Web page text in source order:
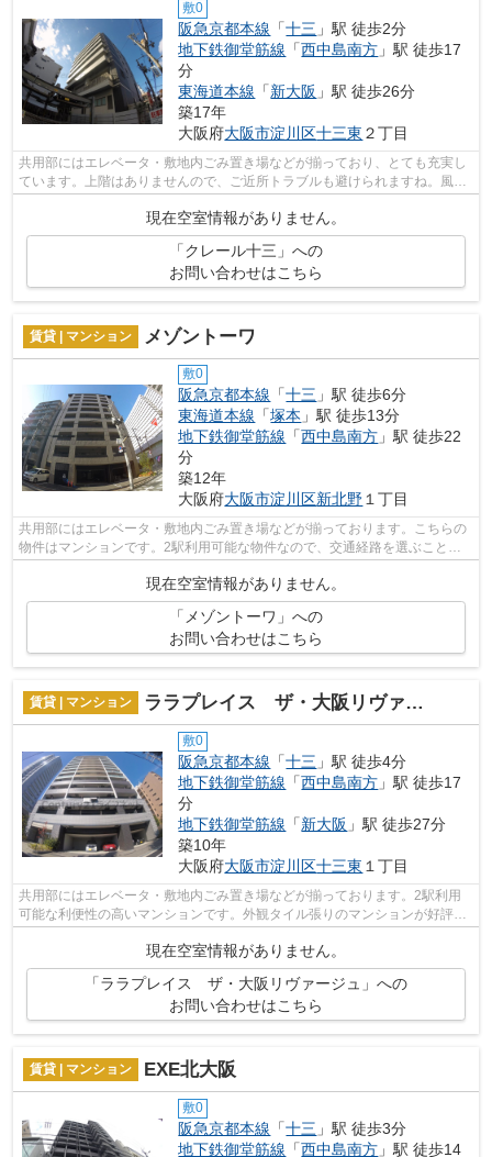
敷0
阪急京都本線 「十三 」駅 徒歩2分
地下鉄御堂筋線 「西中島南方 」駅 徒歩17
分
東海道本線 「新大阪 」駅 徒歩26分
築17年
大阪府大阪市淀川区十三東 ２丁目
共用部にはエレベータ・敷地内ごみ置き場などが揃っており、とても充実し
ています。上階はありませんので、ご近所トラブルも避けられますね。風通
しが良好なので、いつでも新鮮な空気...
現在空室情報がありません。
「クレール十三」への
お問い合わせはこちら
賃貸 | マンション メゾントーワ
敷0
阪急京都本線 「十三 」駅 徒歩6分
東海道本線 「塚本 」駅 徒歩13分
地下鉄御堂筋線 「西中島南方 」駅 徒歩22
分
築12年
大阪府大阪市淀川区新北野１丁目
共用部にはエレベータ・敷地内ごみ置き場などが揃っております。こちらの
物件はマンションです。2駅利用可能な物件なので、交通経路を選ぶことが
現在空室情報がありません。
「メゾントーワ」への
お問い合わせはこちら
賃貸 | マンション ララプレイス ザ・大阪リヴァージュ
敷0
阪急京都本線 「十三 」駅 徒歩4分
地下鉄御堂筋線 「西中島南方 」駅 徒歩17
分
地下鉄御堂筋線 「新大阪 」駅 徒歩27分
築10年
大阪府大阪市淀川区十三東 １丁目
共用部にはエレベータ・敷地内ごみ置き場などが揃っております。2駅利用
可能な利便性の高いマンションです。外観タイル張りのマンションが好評と
現在空室情報がありません。
「ララプレイス ザ・大阪リヴァージュ」への
お問い合わせはこちら
賃貸 | マンション EXE北大阪
敷0
阪急京都本線 「十三 」駅 徒歩3分
地下鉄御堂筋線 「西中島南方 」駅 徒歩14